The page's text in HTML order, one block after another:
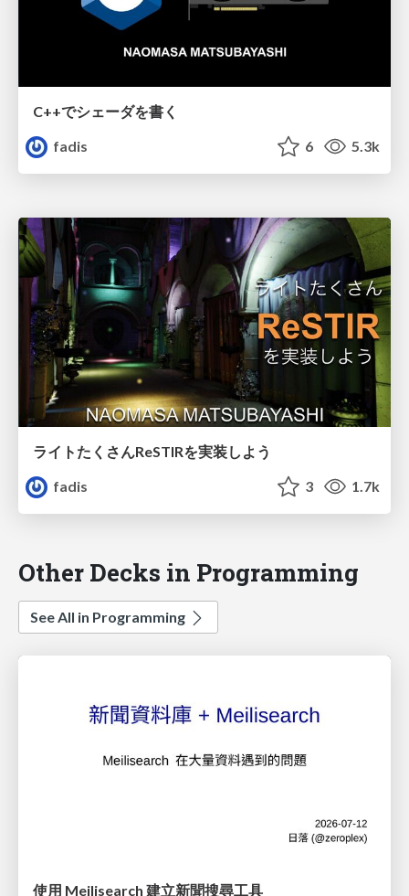
C++でシェーダを書く
fadis
6 5.3k
ライトたくさんReSTIRを実装しよう
fadis
3 1.7k
Other Decks in Programming
See All in Programming
使用 Meilisearch 建立新聞搜尋工具